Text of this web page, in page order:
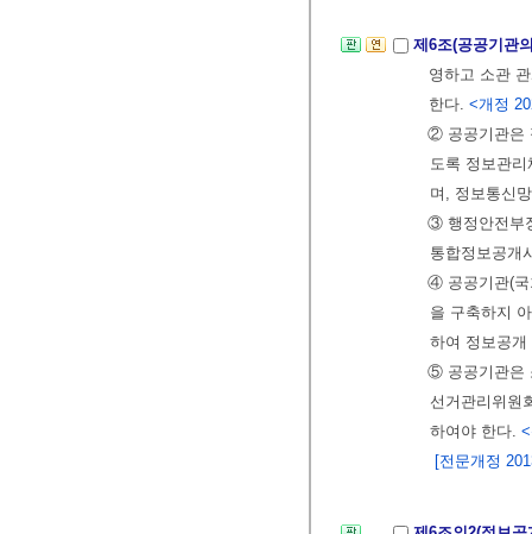
제6조(공공기관
영하고 소관
한다. <개정
② 공공기관은
도록 정보관
며, 정보통신
③ 행정안전부
통합정보공개
④ 공공기관(국
을 구축하지
하여 정보공
⑤ 공공기관은
선거관리위원
하여야 한다.
[전문개정